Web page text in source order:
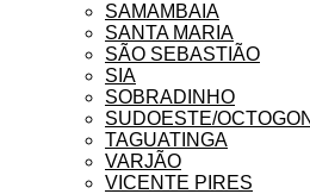
SAMAMBAIA
SANTA MARIA
SÃO SEBASTIÃO
SIA
SOBRADINHO
SUDOESTE/
TAGUATINGA
VARJÃO
VICENTE PIRES